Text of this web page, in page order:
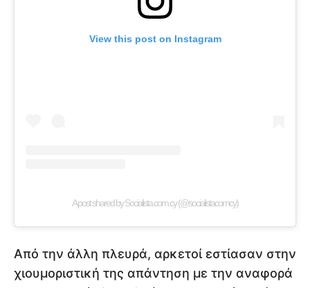
View this post on Instagram
A post shared by Socialista.com.cy (@socialistacomcy)
Από την άλλη πλευρά, αρκετοί εστίασαν στην
χιουμοριστική της απάντηση με την αναφορά